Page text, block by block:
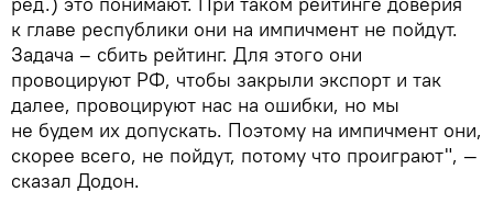
к главе республики они на импичмент не пойдут.
Задача – сбить рейтинг. Для этого они
провоцируют РФ, чтобы закрыли экспорт и так
далее, провоцируют нас на ошибки, но мы
не будем их допускать. Поэтому на импичмент они,
скорее всего, не пойдут, потому что проиграют", —
сказал Додон.